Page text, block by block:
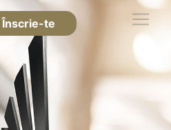
Înscrie-te